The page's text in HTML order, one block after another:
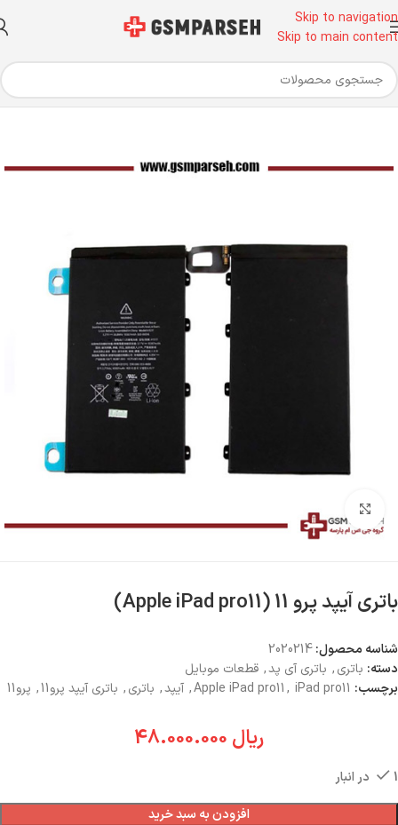
Skip to navigation
Skip to main content
خانه قطعات موبایل باتری باتری آی پد
بزرگنمایی تصویر
باتری آیپد پرو 11 (Apple iPad pro11)
شناسه محصول:2020214
دسته: باتری, باتری آی پد, قطعات موبایل
برچسب:
Apple iPad pro11, iPad pro11
, آیپد, باتری, باتری آیپد پرو11 , پرو11
ریال
1 در انبار
افزودن به سبد خرید